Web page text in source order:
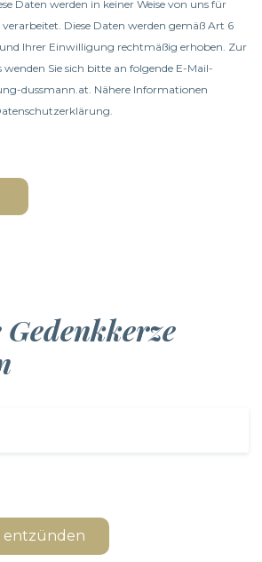
Daten werden in keiner Weise von uns für
Diese Daten werden gemäß Art 6
Ihrer Einwilligung rechtmäßig erhoben. Zur
Sie sich bitte an folgende E-Mail-
dussmann.at. Nähere Informationen
.
entzünden